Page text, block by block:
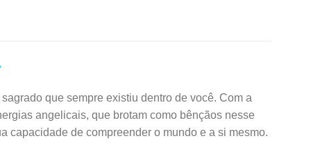
que sempre existiu dentro de você. Com a
angelicais, que brotam como bênçãos nesse
capacidade de compreender o mundo e a si mesmo.